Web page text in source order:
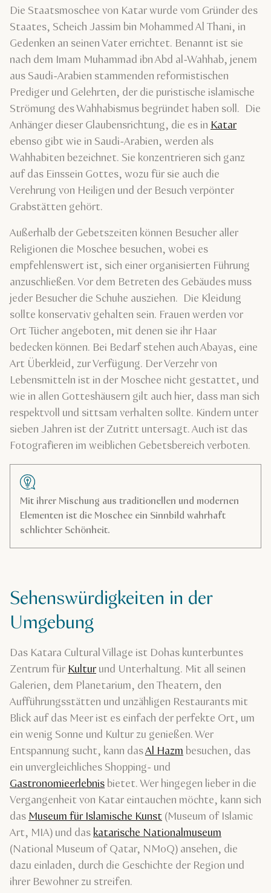
Die Staatsmoschee von Katar wurde vom Gründer des
Staates, Scheich Jassim bin Mohammed Al Thani, in
Gedenken an seinen Vater errichtet. Benannt ist sie
nach dem Imam Muhammad ibn Abd al-Wahhab, jenem
aus Saudi-Arabien stammenden reformistischen
Prediger und Gelehrten, der die puristische islamische
Strömung des Wahhabismus begründet haben soll. Die
Anhänger dieser Glaubensrichtung, die es in Katar
ebenso gibt wie in Saudi-Arabien, werden als
Wahhabiten bezeichnet. Sie konzentrieren sich ganz
auf das Einssein Gottes, wozu für sie auch die
Verehrung von Heiligen und der Besuch verpönter
Grabstätten gehört.
Außerhalb der Gebetszeiten können Besucher aller
Religionen die Moschee besuchen, wobei es
empfehlenswert ist, sich einer organisierten Führung
anzuschließen. Vor dem Betreten des Gebäudes muss
jeder Besucher die Schuhe ausziehen. Die Kleidung
sollte konservativ gehalten sein. Frauen werden vor
Ort Tücher angeboten, mit denen sie ihr Haar
bedecken können. Bei Bedarf stehen auch Abayas, eine
Art Überkleid, zur Verfügung. Der Verzehr von
Lebensmitteln ist in der Moschee nicht gestattet, und
wie in allen Gotteshäusern gilt auch hier, dass man sich
respektvoll und sittsam verhalten sollte. Kindern unter
sieben Jahren ist der Zutritt untersagt. Auch ist das
Fotografieren im weiblichen Gebetsbereich verboten.
Mit ihrer Mischung aus traditionellen und modernen
Elementen ist die Moschee ein Sinnbild wahrhaft
schlichter Schönheit.
Sehenswürdigkeiten in der
Umgebung
Das Katara Cultural Village ist Dohas kunterbuntes
Zentrum fürKultur und Unterhaltung. Mit all seinen
Galerien, dem Planetarium, den Theatern, den
Aufführungsstätten und unzähligen Restaurants mit
Blick auf das Meer ist es einfach der perfekte Ort, um
ein wenig Sonne und Kultur zu genießen. Wer
Entspannung sucht, kann dasAl Hazm besuchen, das
ein unvergleichliches Shopping- und
Gastronomieerlebnis bietet. Wer hingegen lieber in die
Vergangenheit von Katar eintauchen möchte, kann sich
dasMuseum für Islamische Kunst (Museum of Islamic
Art, MIA) und daskatarische Nationalmuseum
(National Museum of Qatar, NMoQ) ansehen, die
dazu einladen, durch die Geschichte der Region und
ihrer Bewohner zu streifen.